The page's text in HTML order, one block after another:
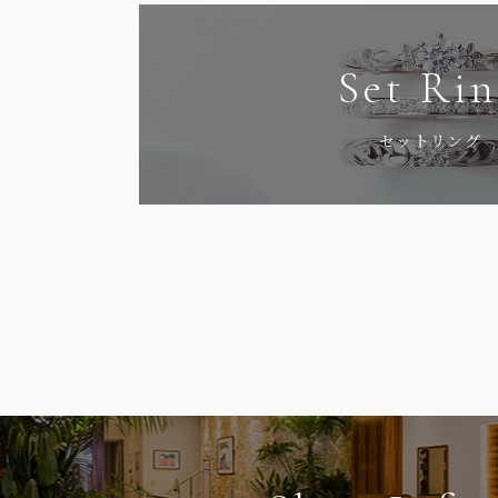
Set
セットリング